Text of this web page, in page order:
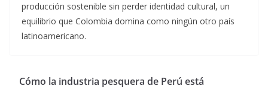
producción sostenible sin perder identidad cultural, un
equilibrio que Colombia domina como ningún otro país
latinoamericano.
Cómo la industria pesquera de Perú está